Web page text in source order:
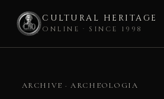
CULTURAL HERITAGE
ONLINE · SINCE 1998
contentARCHIVE · ARCHEOLOGIA